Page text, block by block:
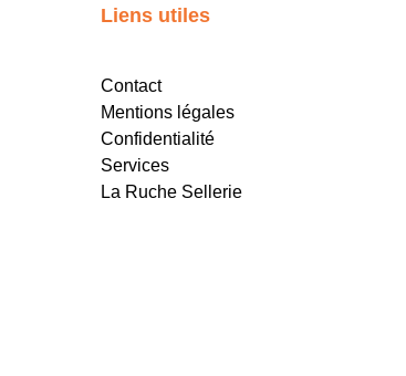
Liens utiles
Contact
Mentions légales
Confidentialité
Services
La Ruche Sellerie